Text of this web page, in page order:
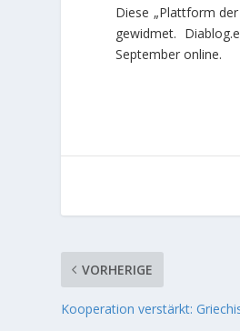
Diese „Plattform
gewidmet.
September online.
VORHERIGE
Kooperation verstärkt: